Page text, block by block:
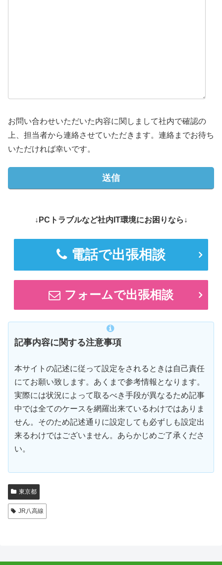
お問い合わせいただいた内容に関しまして社内で確認の
上、担当者から連絡させていただきます。連絡までお待ち
いただければ幸いです。
↓PCトラブルなど社内IT環境にお困りなら↓
電話で出張相談
フォームで出張相談
記事内容に関する注意事項
本サイトの記述に従って設定をされるときは自己責任
にてお願い致します。あくまで参考情報となります。
実際には状況によって取るべき手段が異なるため記事
中では全てのケースを網羅出来ているわけではありま
せん。そのため記述通りに設定しても必ずしも設定出
来るわけではございません。あらかじめご了承くださ
い。
東京都
JR八高線